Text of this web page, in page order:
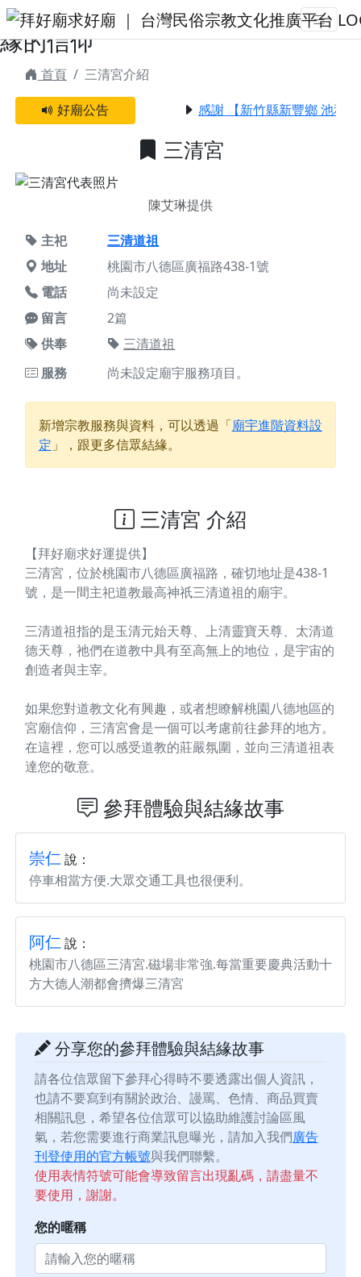
三清宮 | 拜好廟求好運 找到與您有
緣的信仰
首頁
三清宮介紹
好廟公告
感謝 【新竹縣新豐鄉 池和宮
三清宮
陳艾琳提供
主祀
三清道祖
地址
桃園市八德區廣福路438-1號
電話
尚未設定
留言
2篇
供奉
三清道祖
服務
尚未設定廟宇服務項目。
新增宗教服務與資料，可以透過「廟宇進階資料設
定 」，跟更多信眾結緣。
三清宮 介紹
【拜好廟求好運提供】
三清宮，位於桃園市八德區廣福路，確切地址是438-1
號，是一間主祀道教最高神祇三清道祖的廟宇。
三清道祖指的是玉清元始天尊、上清靈寶天尊、太清道
德天尊，祂們在道教中具有至高無上的地位，是宇宙的
創造者與主宰。
如果您對道教文化有興趣，或者想瞭解桃園八德地區的
宮廟信仰，三清宮會是一個可以考慮前往參拜的地方。
在這裡，您可以感受道教的莊嚴氛圍，並向三清道祖表
達您的敬意。
參拜體驗與結緣故事
崇仁說：
停車相當方便.大眾交通工具也很便利。
阿仁說：
桃園市八德區三清宮.磁場非常強.每當重要慶典活動十
方大德人潮都會擠爆三清宮
分享您的參拜體驗與結緣故事
請各位信眾留下參拜心得時不要透露出個人資訊，
也請不要寫到有關於政治、謾罵、色情、商品買賣
相關訊息，希望各位信眾可以協助維護討論區風
氣，若您需要進行商業訊息曝光，請加入我們廣告
刊登使用的官方帳號與我們聯繫。
使用表情符號可能會導致留言出現亂碼，請盡量不
要使用，謝謝。
您的暱稱